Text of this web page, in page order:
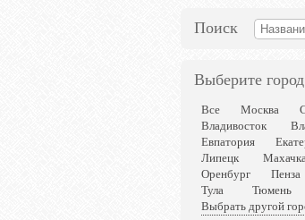
Поиск
Выберите город
Все Москва
Владивосток
Евпатория
Липецк
Оренбург
Пенза
Тула
Тюмень
Выбрать другой